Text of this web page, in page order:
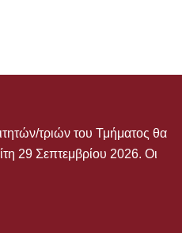
τριών του Τμήματος θα
29 Σεπτεμβρίου 2026. Οι